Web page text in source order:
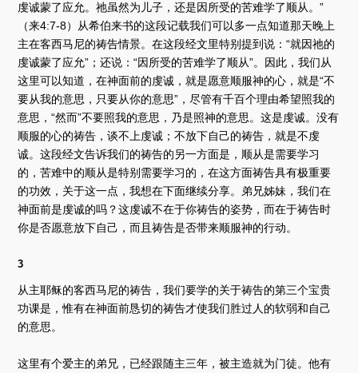
虔诚蒙了应允。祂虽然为儿子，还是因所受的苦难学了顺从。”
（来4:7-8）从希伯来书的这段记载我们可以多一点知道那天晚上
主在客西马尼的祷告情景。在这段经文里特别提到说：“就因祂的
虔诚蒙了应允”；还说：“因所受的苦难学了顺从”。因此，我们从
这里可以知道，在神面前的虔诚，就是愿意顺服神的心，就是“不
要从我的意思，只要从你的意思”，尽管有千百个理由希望照我的
意思，“然而”不要照我的意思，乃是照神的意思。这是虔诚。没有
顺服的心的祷告，谈不上虔诚；不放下自己的祷告，就是不虔
诚。这段经文告诉我们的祷告的另一方面是，顺从是需要学习
的，苦难中的顺从是特别需要学习的，在这方面祷告具有极重要
的功效，关于这一点，我想在下面继续分享。弟兄姊妹，我们在
神面前是虔诚的吗？这虔诚不在于你祷告的姿势，而在于祷告时
你是否愿意放下自己，而且祷告是否带来顺服神的行动。
3
从主耶稣的客西马尼的祷告，我们要学的关于祷告的第三个宝贵
功课是，惟有在神面前恳切的祷告才使我们胜过人的软弱和自己
的意思。
这里有个爱主的弟兄，已经跟随主三年，被主造就为门徒。他有